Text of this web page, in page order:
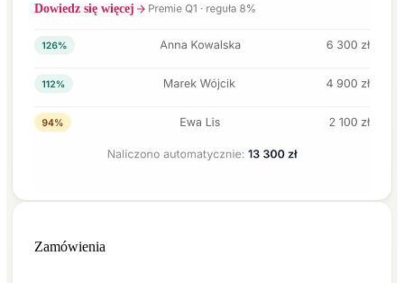
Dowiedz się więcej
Zamówienia